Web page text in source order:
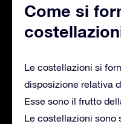
Come si
Le costellazioni si
disposizione relativa
Esse sono il frutto
Le costellazioni sono